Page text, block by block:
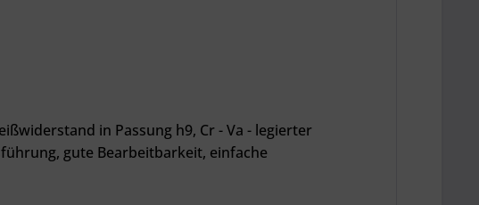
in Passung h9, Cr - Va - legierter
gute Bearbeitbarkeit, einfache